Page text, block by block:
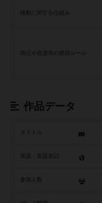
移動に関する仕組み
作品データ
タイトル
参加人数